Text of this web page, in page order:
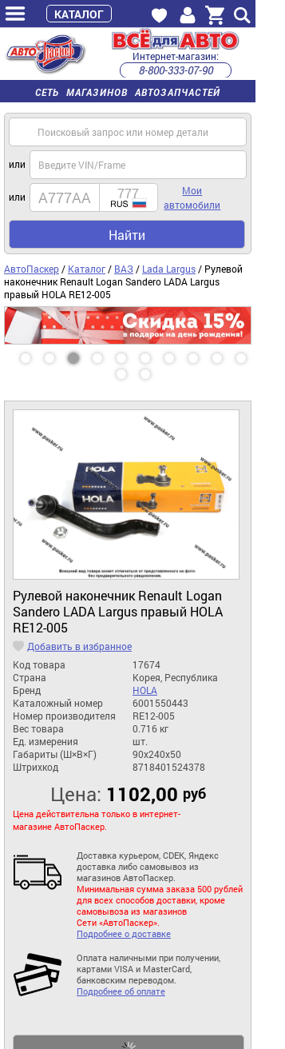
СЕТЬ МАГАЗИНОВ АВТОЗАПЧАСТЕЙ
Интернет-магазин:
8-800-333-07-90
часы работы с 9:00 до 22:00 (пн-пт)
или
или
Мои
автомобили
Найти
АвтоПаскер / Каталог / ВАЗ / Lada Largus / Рулевой
наконечник Renault Logan Sandero LADA Largus
правый HOLA RE12-005
Рулевой наконечник Renault Logan
Sandero LADA Largus правый HOLA
RE12-005
Добавить в избранное
Код товара
17674
Страна
Корея, Республика
Бренд
HOLA
Каталожный номер
6001550443
Номер производителя
RE12-005
Вес товара
0.716 кг
Ед. измерения
шт.
Габариты (Ш×В×Г)
90x240x50
Штрихкод
8718401524378
Цена: 1102,00 руб
Цена действительна только в интернет-
магазине АвтоПаскер.
Доставка курьером, CDEK, Яндекс
доставка либо самовывоз из
магазинов АвтоПаскер.
Минимальная сумма заказа 500 рублей
для всех способов доставки, кроме
самовывоза из магазинов
Сети «АвтоПаскер».
Подробнее о доставке
Оплата наличными при получении,
картами VISA и MasterCard,
банковским переводом.
Подробнее об оплате
КАТАЛОГ